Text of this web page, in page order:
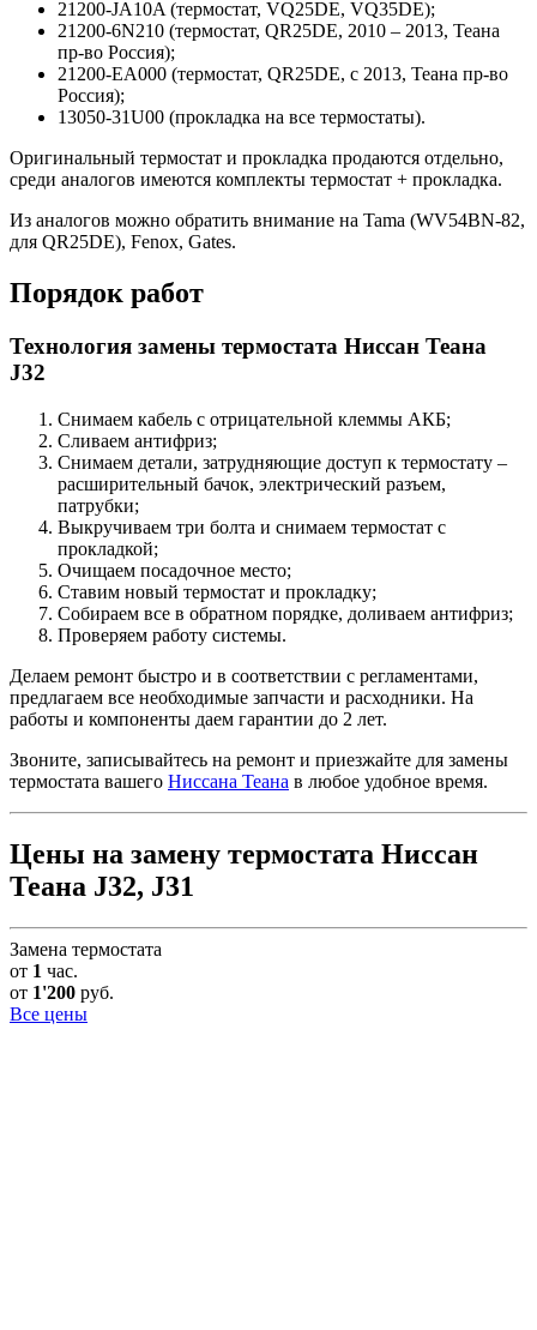
21200-JA10A (термостат, VQ25DE, VQ35DE);
21200-6N210 (термостат, QR25DE, 2010 – 2013, Теана
пр-во Россия);
21200-EA000 (термостат, QR25DE, с 2013, Теана пр-во
Россия);
13050-31U00 (прокладка на все термостаты).
Оригинальный термостат и прокладка продаются отдельно,
среди аналогов имеются комплекты термостат + прокладка.
Из аналогов можно обратить внимание на Tama (WV54BN-82,
для QR25DE), Fenox, Gates.
Порядок работ
Технология замены термостата Ниссан Теана
J32
Снимаем кабель с отрицательной клеммы АКБ;
Сливаем антифриз;
Снимаем детали, затрудняющие доступ к термостату –
расширительный бачок, электрический разъем,
патрубки;
Выкручиваем три болта и снимаем термостат с
прокладкой;
Очищаем посадочное место;
Ставим новый термостат и прокладку;
Собираем все в обратном порядке, доливаем антифриз;
Проверяем работу системы.
Делаем ремонт быстро и в соответствии с регламентами,
предлагаем все необходимые запчасти и расходники. На
работы и компоненты даем гарантии до 2 лет.
Звоните, записывайтесь на ремонт и приезжайте для замены
термостата вашего Ниссана Теана в любое удобное время.
Цены на замену термостата Ниссан
Теана J32, J31
Замена термостата
от 1 час.
от 1'200 руб.
Все цены